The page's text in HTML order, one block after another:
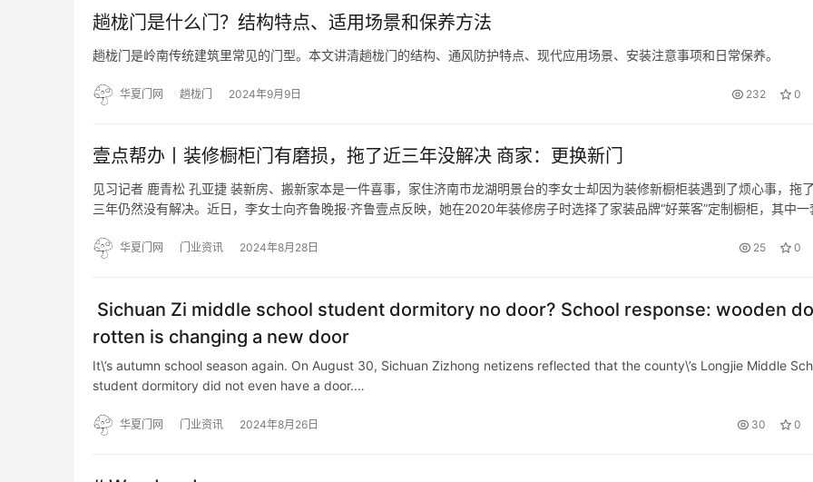
趟栊门是什么门？结构特点、适用场景和保养方法
趟栊门是岭南传统建筑里常见的门型。本文讲清趟栊门的结构、通风防护特点、现代应用场景、安装注意事项和日常保养。
华夏门网 趟栊门 2024年9月9日 232 0
壹点帮办丨装修橱柜门有磨损，拖了近三年没解决 商家：更换新门
见习记者 鹿青松 孔亚捷 装新房、搬新家本是一件喜事，家住济南市龙湖明景台的李女士却因为装修新橱柜装遇到了烦心事，拖
三年仍然没有解决。近日，李女士向齐鲁晚报·齐鲁壹点反映，她在2020年装修房子时选择了家装品牌“好莱客”定制橱柜，其中一
华夏门网 门业资讯 2024年8月28日 25 0
Sichuan Zi middle school student dormitory no door? School response: wooden
rotten is changing a new door
It\’s autumn school season again. On August 30, Sichuan Zizhong netizens reflected that the county\’s Longjie Middle
student dormitory did not even have a door.…
华夏门网 门业资讯 2024年8月26日 30 0